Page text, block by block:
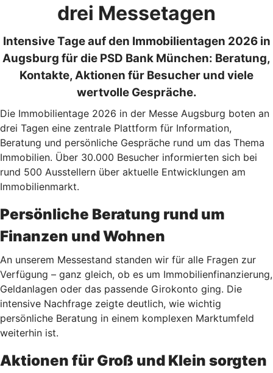
drei Messetagen
Intensive Tage auf den Immobilientagen 2026 in
Augsburg für die PSD Bank München: Beratung,
Kontakte, Aktionen für Besucher und viele
wertvolle Gespräche.
Die Immobilientage 2026 in der Messe Augsburg boten an
drei Tagen eine zentrale Plattform für Information,
Beratung und persönliche Gespräche rund um das Thema
Immobilien. Über 30.000 Besucher informierten sich bei
rund 500 Ausstellern über aktuelle Entwicklungen am
Immobilienmarkt.
Persönliche Beratung rund um
Finanzen und Wohnen
An unserem Messestand standen wir für alle Fragen zur
Verfügung – ganz gleich, ob es um Immobilienfinanzierung,
Geldanlagen oder das passende Girokonto ging. Die
intensive Nachfrage zeigte deutlich, wie wichtig
persönliche Beratung in einem komplexen Marktumfeld
weiterhin ist.
Aktionen für Groß und Klein sorgten